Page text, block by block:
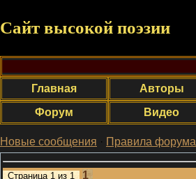
Сайт высокой поэзии
Главная
Авторы
Форум
Видео
Новые сообщения · Правила форума
Страница 1 из 1 1